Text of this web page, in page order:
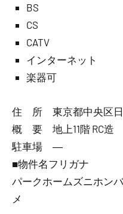
BS
CS
CATV
インターネット
楽器可
住 所 東京都中央区日
概 要 地上11階 RC造
駐車場 ―
■物件名フリガナ
パークホームズニホン
メ